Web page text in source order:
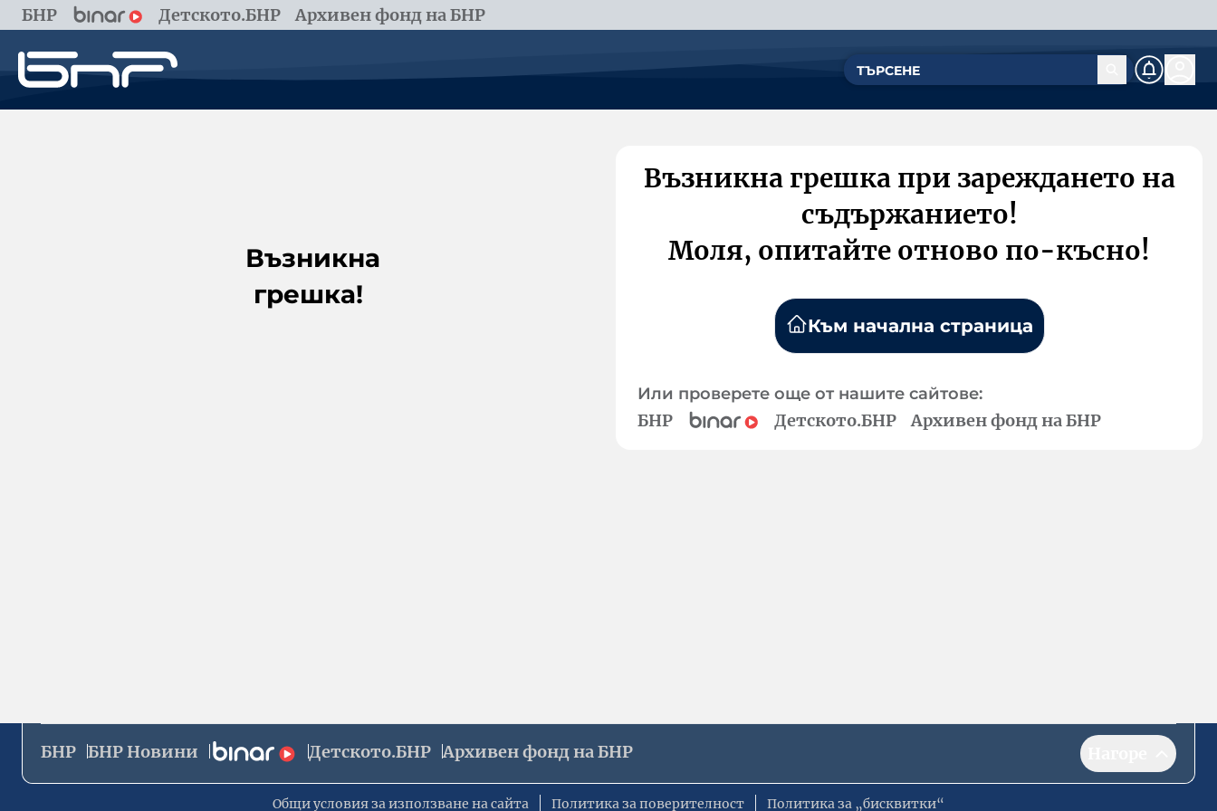
БНР Детското.БНР Архивен фонд на БНР
Възникна
грешка!
Възникна грешка при зареждането на
съдържанието!
Моля, опитайте отново по-късно!
Към начална страница
Или проверете още от нашите сайтове:
БНР Детското.БНР Архивен фонд на БНР
БНР БНР Новини Детското.БНР Архивен фонд на БНР
Общи условия за използване на сайта Политика за поверителност Политика за „бисквитки“